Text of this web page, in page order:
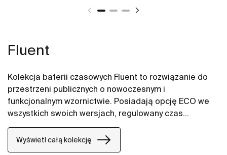
Fluent
Kolekcja baterii czasowych Fluent to rozwiązanie do
przestrzeni publicznych o nowoczesnym i
funkcjonalnym wzornictwie. Posiadają opcję ECO we
wszystkich swoich wersjach, regulowany czas
otwarcia i przepływ oraz wandaloodporny perlator.
Baterie łazienkowe Fluent są wygodne w użyciu dzięki
optymalnej wysokości i długości wylewki.
Wyświetl całą kolekcję